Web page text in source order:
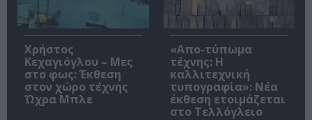
Χρήστος
Κεχαγιόγλου – Μες
στο φως: Έκθεση
στον χώρο τέχνης
Ώχρα Μπλε
«Απο-τύπωμα
τέχνης: H
καλλιτεχνική
τυπογραφία»: Νέα
έκθεση ετοιμάζεται
στο Τελλόγλειο